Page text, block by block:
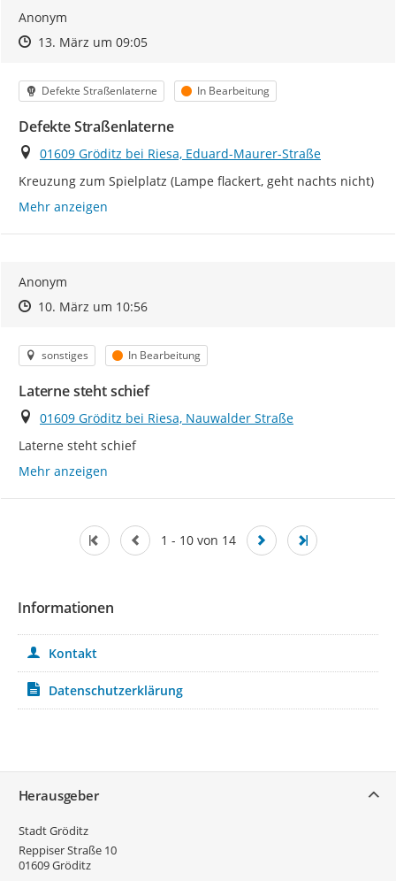
Anonym
Zeitpunkt des Erstellens
Zeitpunkt des Erstellens
13. März um 09:05Zur Äußerung
Kategorie
Defekte Straßenlaterne Status
In Bearbeitung
Defekte Straßenlaterne
Ort
01609 Gröditz bei Riesa, Eduard-Maurer-Straße
Kreuzung zum Spielplatz (Lampe flackert, geht nachts nicht)
Mehr anzeigen
Anonym
Zeitpunkt des Erstellens
Zeitpunkt des Erstellens
10. März um 10:56Zur Äußerung
Kategorie
sonstiges Status
In Bearbeitung
Laterne steht schief
Ort
01609 Gröditz bei Riesa, Nauwalder Straße
Laterne steht schief
Mehr anzeigen
1 - 10 von 14
Informationen
Kontakt
Datenschutzerklärung
Herausgeber
Stadt Gröditz
Reppiser Straße 10
01609Gröditz